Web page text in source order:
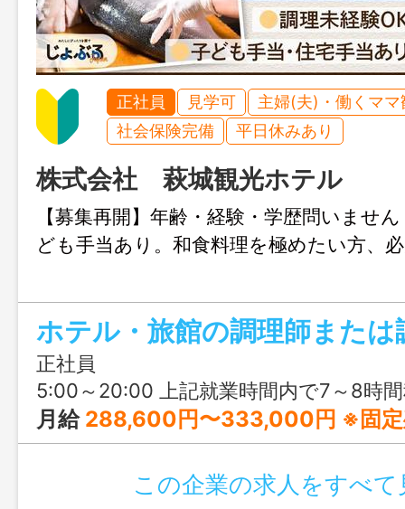
正社員 見学可
主婦(夫)・働くママ
社会保険完備
平日休みあり
株式会社 萩城観光ホテル
【募集再開】年齢・経験・学歴問いませ
ども手当あり。和食料理を極めたい方、
ホテル・旅館の調理師または
正社員
5:00～20:00 上記就業時間内で7～8時
月給 288,600円〜333,000円 ※固定残業代を含む。詳
この企業の求人をすべて